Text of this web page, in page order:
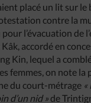
placé un lit sur le
contre la
l’évacuation de
accordé en
Kin, lequel a
femmes, on note la
du court-métrage «
d’un nid » de